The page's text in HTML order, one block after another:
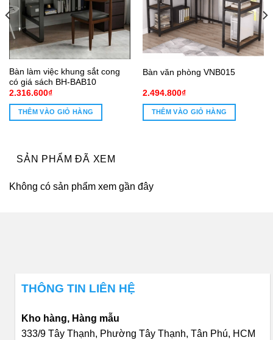
Bàn làm việc khung sắt cong
có giá sách BH-BAB10
2.316.600₫
THÊM VÀO GIỎ HÀNG
Bàn văn phòng VNB015
2.494.800₫
THÊM VÀO GIỎ HÀNG
SẢN PHẨM ĐÃ XEM
Không có sản phẩm xem gần đây
THÔNG TIN LIÊN HỆ
Kho hàng, Hàng mẫu
333/9 Tây Thạnh, Phường Tây Thạnh, Tân Phú, HCM